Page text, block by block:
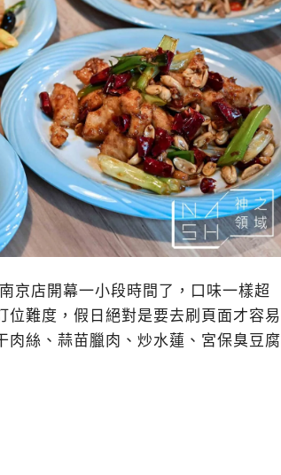
京店開幕一小段時間了，口味一樣超
難度，假日絕對是要去刷頁面才容易
絲、蒜苗臘肉、炒水蓮、宮保臭豆腐